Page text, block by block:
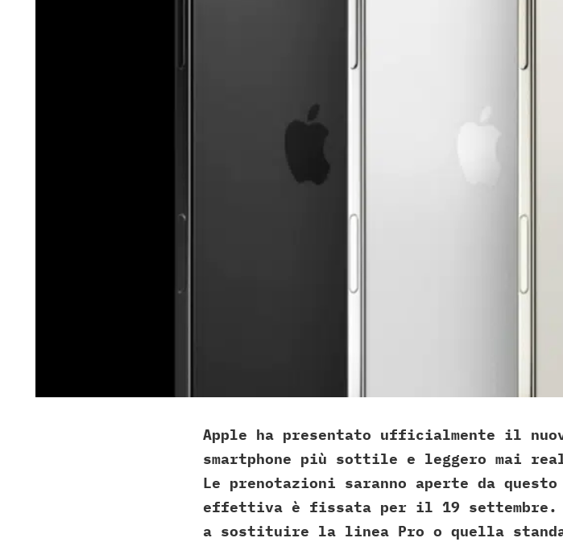
Apple ha presentato ufficialmente il
smartphone più sottile e leggero mai
Le prenotazioni saranno aperte da
effettiva è fissata per il 19 settembre.
a sostituire la linea Pro o quella